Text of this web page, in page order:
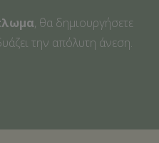
, θα δημιουργήσετε
την απόλυτη άνεση.